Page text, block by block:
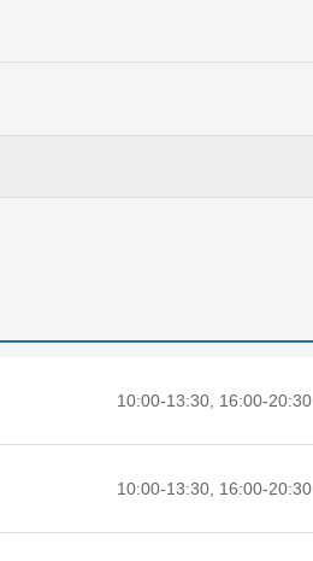
10:00-13:30, 16:00-20:30
10:00-13:30, 16:00-20:30